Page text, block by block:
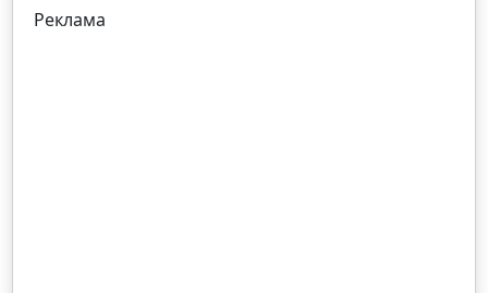
Реклама